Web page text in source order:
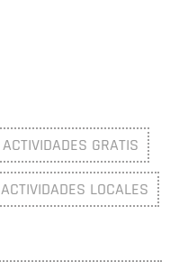
ACTIVIDADES GRATIS
ACTIVIDADES LOCALES